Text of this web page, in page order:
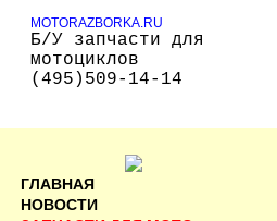
MOTORAZBORKA.RU
Б/У запчасти для
мотоциклов
(495)509-14-14
ГЛАВНАЯ
НОВОСТИ